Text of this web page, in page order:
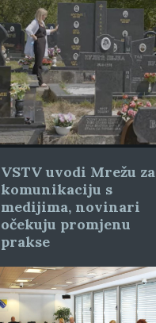
VSTV uvodi Mrežu za
komunikaciju s
medijima, novinari
očekuju promjenu
prakse